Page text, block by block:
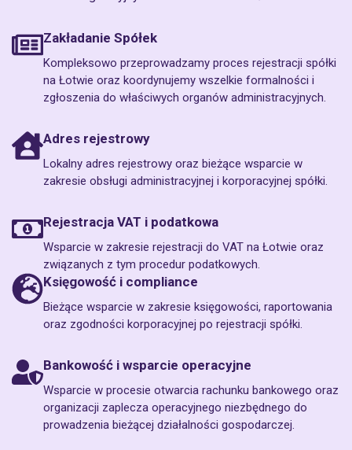
Zakładanie Spółek
Kompleksowo przeprowadzamy proces rejestracji spółki
na Łotwie oraz koordynujemy wszelkie formalności i
zgłoszenia do właściwych organów administracyjnych.
Adres rejestrowy
Lokalny adres rejestrowy oraz bieżące wsparcie w
zakresie obsługi administracyjnej i korporacyjnej spółki.
Rejestracja VAT i podatkowa
Wsparcie w zakresie rejestracji do VAT na Łotwie oraz
związanych z tym procedur podatkowych.
Księgowość i compliance
Bieżące wsparcie w zakresie księgowości, raportowania
oraz zgodności korporacyjnej po rejestracji spółki.
Bankowość i wsparcie operacyjne
Wsparcie w procesie otwarcia rachunku bankowego oraz
organizacji zaplecza operacyjnego niezbędnego do
prowadzenia bieżącej działalności gospodarczej.